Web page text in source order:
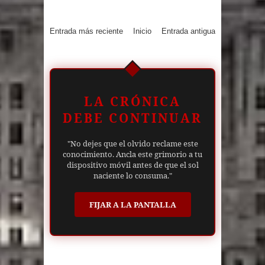
Entrada más reciente Entrada antigua
Inicio
LA CRÓNICA
DEBE CONTINUAR
"No dejes que el olvido reclame este
conocimiento. Ancla este grimorio a tu
dispositivo móvil antes de que el sol
naciente lo consuma."
FIJAR A LA PANTALLA